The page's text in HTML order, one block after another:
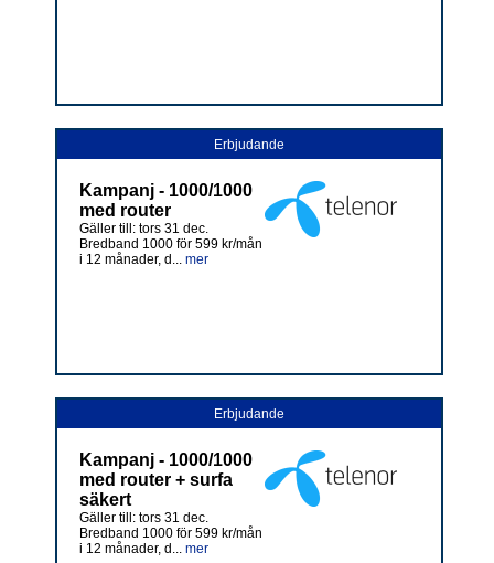
Erbjudande
Kampanj - 1000/1000
med router
Gäller till: tors 31 dec.
Bredband 1000 för 599 kr/mån
i 12 månader, d... mer
Erbjudande
Kampanj - 1000/1000
med router + surfa
säkert
Gäller till: tors 31 dec.
Bredband 1000 för 599 kr/mån
i 12 månader, d... mer